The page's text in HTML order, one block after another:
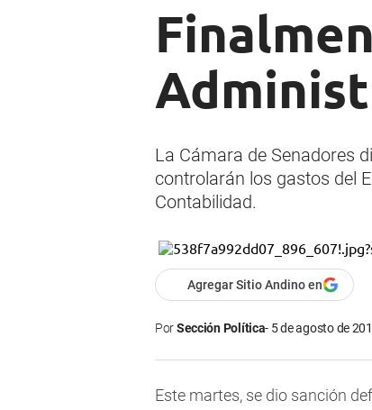
La Cámara de Senadores
controlarán los gastos del
Contabilidad.
Agregar Sitio Andino en
PorSección Política 5 de agosto de
Este martes, se dio sanción